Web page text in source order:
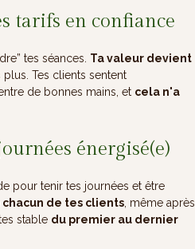
tarifs en confiance
tes séances. Ta valeur devient
Tes clients sentent
de bonnes mains, et cela n'a
énergisé(e)
pour tenir tes journées et être
de tes clients, même après
stable du premier au dernier